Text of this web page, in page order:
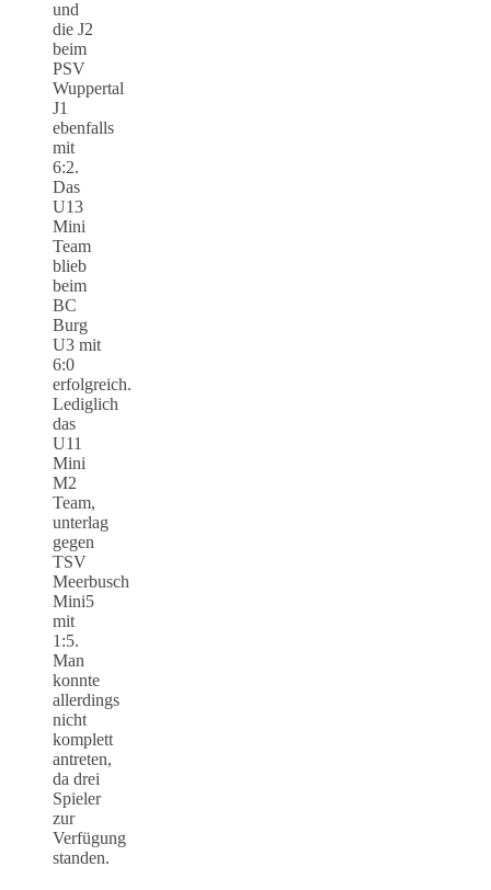
und
die J2
beim
PSV
Wuppertal
J1
ebenfalls
mit
6:2.
Das
U13
Mini
Team
blieb
beim
BC
Burg
U3 mit
6:0
erfolgreich.
Lediglich
das
U11
Mini
M2
Team,
unterlag
gegen
TSV
Meerbusch
Mini5
mit
1:5.
Man
konnte
allerdings
nicht
komplett
antreten,
da drei
Spieler
zur
Verfügung
standen.